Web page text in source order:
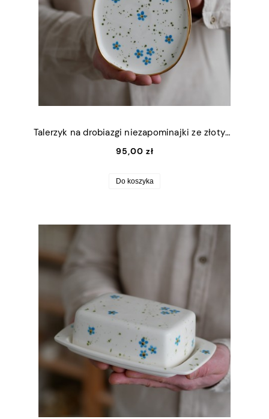
Talerzyk na drobiazgi niezapominajki ze złotym rantem 13x16,5cm (M)
95,00 zł
Do koszyka